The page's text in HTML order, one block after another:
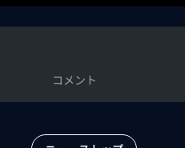
コメント